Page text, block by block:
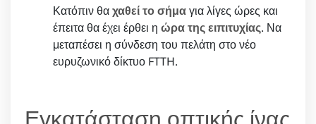
Κατόπιν θαχαθεί το σήμαγια λίγες ώρες και
έπειτα θα έχει έρθει η ώρα της ειπιτυχίας. Να
μεταπέσει η σύνδεση του πελάτη στο νέο
ευρυζωνικό δίκτυο FTTH.
Εγκατάσταση οπτικής ίνας